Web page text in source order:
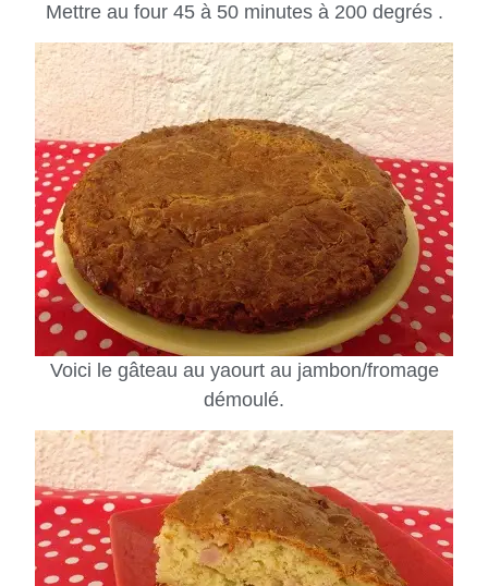
Mettre au four 45 à 50 minutes à 200 degrés .
Voici le gâteau au yaourt au jambon/fromage
démoulé.